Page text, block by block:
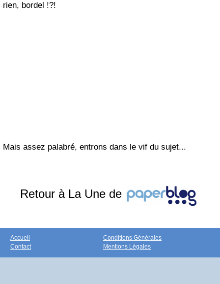
rien, bordel !?!
Mais assez palabré, entrons dans le vif du sujet...
Retour à La Une de
Accueil
Contact
Conditions Générales
Mentions Légales